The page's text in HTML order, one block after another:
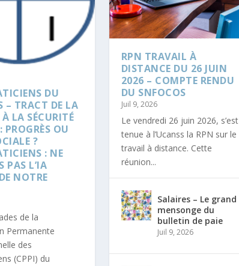
DU
– TRACT DE LA
LA SÉCURITÉ
PROGRÈS OU
?
: NE
PAS L’IA
NOTRE
de la
Permanente
des
(CPPI) du
RPN TRAVAIL À
DISTANCE DU 26 JUIN
2026 – COMPTE RENDU
DU SNFOCOS
Juil 9, 2026
Le vendredi 26 juin 2026, s’est
tenue à l’Ucanss la RPN sur le
travail à distance. Cette
réunion...
Salaires – Le grand
mensonge du
bulletin de paie
Juil 9, 2026